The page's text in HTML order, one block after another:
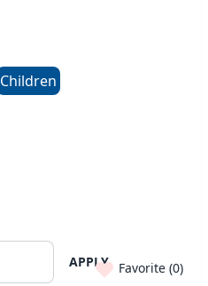
Children
APPLY Favorite (0)